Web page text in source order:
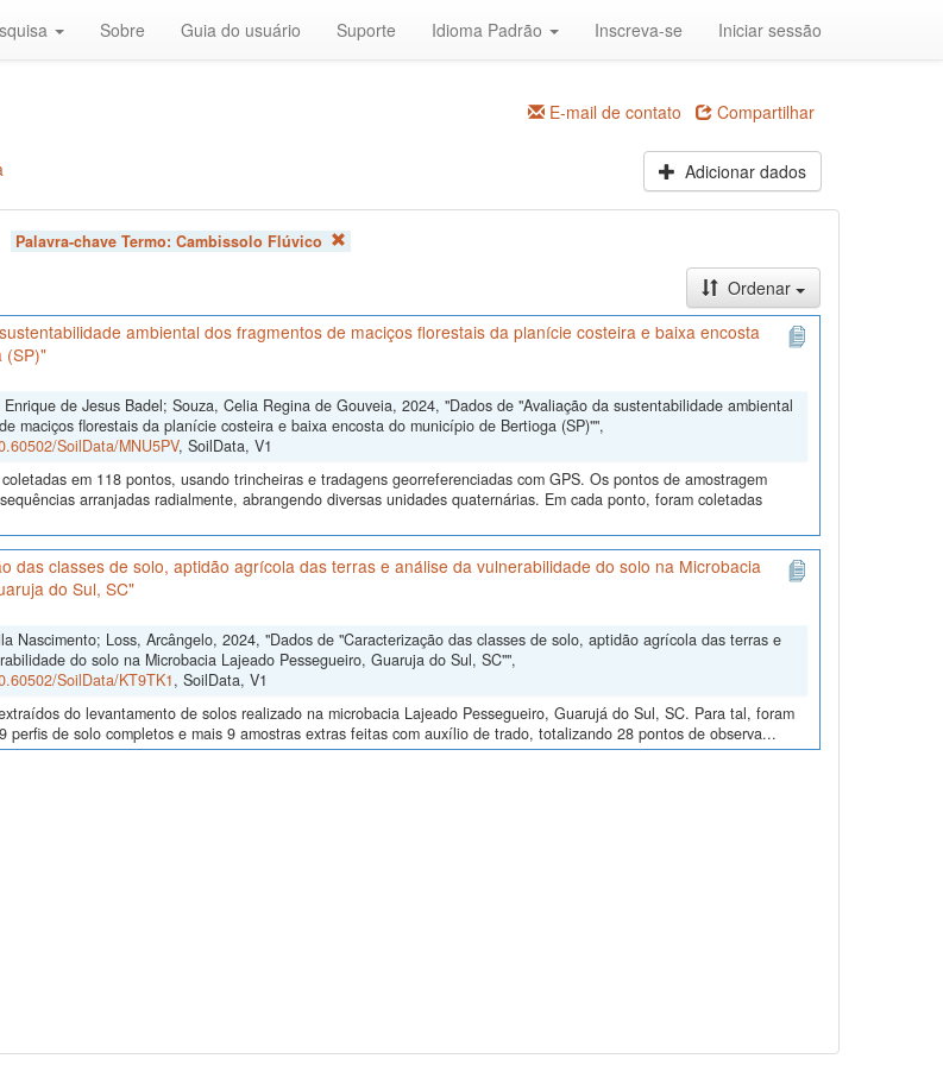
Sobre Guia do usuário Suporte Idioma Padrão Inscreva-se Iniciar sessão
E-mail de contato Compartilhar
Adicionar dados
Palavra-chave Termo: Cambissolo Flúvico
Ordenar
ambiental dos fragmentos de maciços florestais da planície costeira e baixa encosta
(SP)"
de Jesus Badel; Souza, Celia Regina de Gouveia, 2024, "Dados de "Avaliação da sustentabilidade ambiental
maciços florestais da planície costeira e baixa encosta do município de Bertioga (SP)"",
SoilData/MNU5PV, SoilData, V1
em 118 pontos, usando trincheiras e tradagens georreferenciadas com GPS. Os pontos de amostragem
arranjadas radialmente, abrangendo diversas unidades quaternárias. Em cada ponto, foram coletadas
das classes de solo, aptidão agrícola das terras e análise da vulnerabilidade do solo na Microbacia
do Sul, SC"
Nascimento; Loss, Arcângelo, 2024, "Dados de "Caracterização das classes de solo, aptidão agrícola das terras e
do solo na Microbacia Lajeado Pessegueiro, Guaruja do Sul, SC"",
SoilData/KT9TK1, SoilData, V1
do levantamento de solos realizado na microbacia Lajeado Pessegueiro, Guarujá do Sul, SC. Para tal, foram
perfis de solo completos e mais 9 amostras extras feitas com auxílio de trado, totalizando 28 pontos de observa...